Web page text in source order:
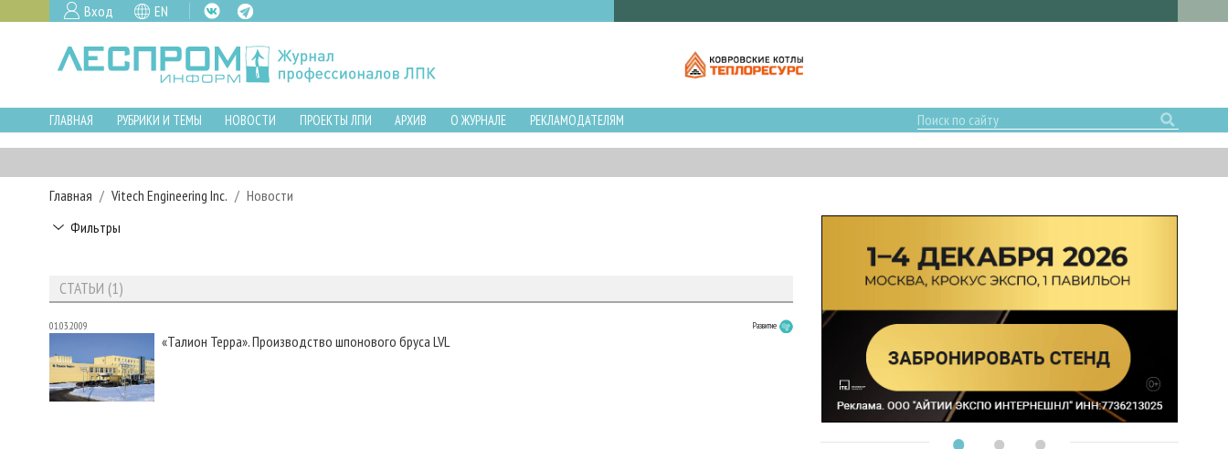
Вход EN
ГЛАВНАЯ РУБРИКИ И ТЕМЫ НОВОСТИ ПРОЕКТЫ ЛПИ АРХИВ О ЖУРНАЛЕ РЕКЛАМОДАТЕЛЯМ
Главная Vitech Engineering Inc.
Новости
Фильтры
СТАТЬИ (1)
01.03.2009 Развитие
«Талион Терра». Производство шпонового бруса LVL